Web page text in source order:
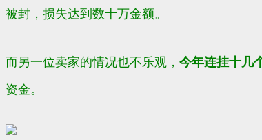
被封，损失达到数十万金额。
而另一位卖家的情况也不乐观， 今年连挂十几
资金。